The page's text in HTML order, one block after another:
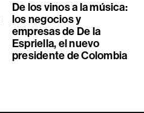
De los vinos a la música:
los negocios y
empresas de De la
Espriella, el nuevo
presidente de Colombia